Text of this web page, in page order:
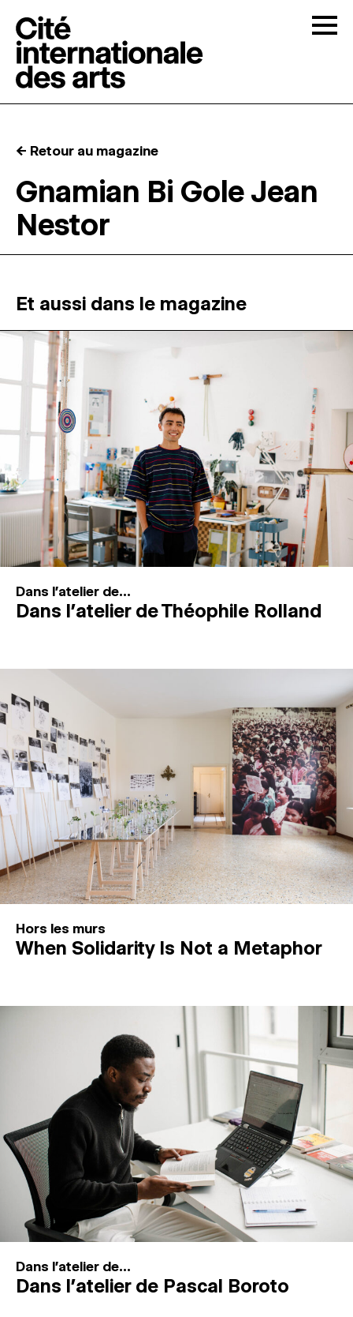
RÉSIDENCES ↓
MAGAZINE
ESPACES DE PRATIQUE ARTISTIQUE
Recherche
Connexion
↓
← Retour au magazine
Gnamian Bi Gole Jean
Nestor
Et aussi dans le magazine
Dans l'atelier de...
Dans l’atelier de Théophile Rolland
Hors les murs
When Solidarity Is Not a Metaphor
Dans l'atelier de...
Dans l’atelier de Pascal Boroto